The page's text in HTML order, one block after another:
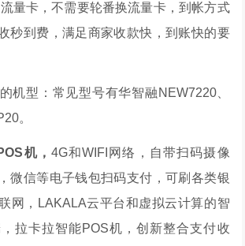
量卡，不需要轮番换流量卡，到帐方式
秒到费，满足商家收款快，到账快的要
机型：常见型号有华智融NEW7220、
。
机， 4G和WIFI网络，自带扫码摄像
微信等电子钱包扫码支付，可刷各类银
网，LAKALA云平台和虚拟云计算的智
拉卡拉智能POS机，创新整合支付收